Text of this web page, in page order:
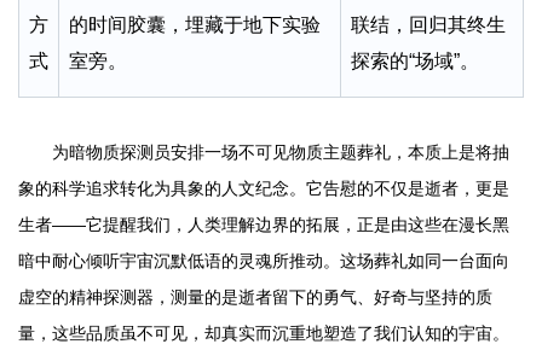
方
式
的时间胶囊，埋藏于地下实验
室旁。
联结，回归其终生
探索的“场域”。
为暗物质探测员安排一场不可见物质主题葬礼，本质上是将抽
象的科学追求转化为具象的人文纪念。它告慰的不仅是逝者，更是
生者——它提醒我们，人类理解边界的拓展，正是由这些在漫长黑
暗中耐心倾听宇宙沉默低语的灵魂所推动。这场葬礼如同一台面向
虚空的精神探测器，测量的是逝者留下的勇气、好奇与坚持的质
量，这些品质虽不可见，却真实而沉重地塑造了我们认知的宇宙。